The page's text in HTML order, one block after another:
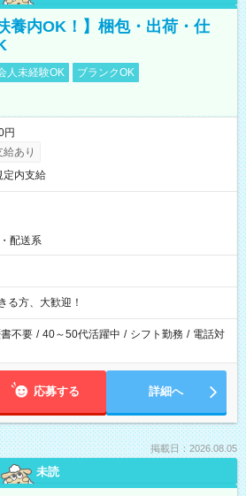
養内OK！】梱包・出荷・仕
人未経験OK
ブランクOK
円
あり
定内支給
配送系
る方、大歓迎！
不要 / 40～50代活躍中 / シフト勤務 / 電話対
応募する 詳細へ
掲載日：2026.08.05
未読